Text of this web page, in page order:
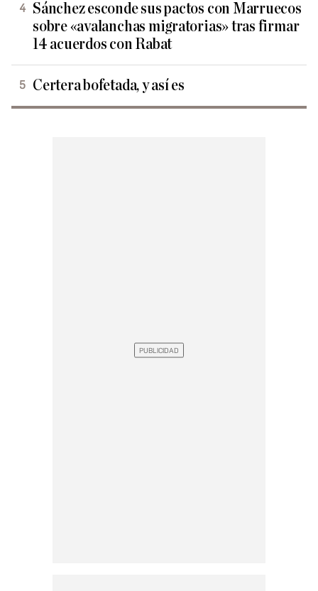
Sánchez esconde sus pactos con Marruecos
sobre «avalanchas migratorias» tras firmar
14 acuerdos con Rabat
Certera bofetada, y así es